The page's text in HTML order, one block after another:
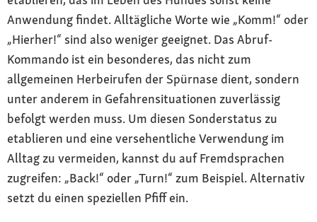
Anwendung findet. Alltägliche Worte wie „Komm!“ oder
„Hierher!“ sind also weniger geeignet. Das Abruf-
Kommando ist ein besonderes, das nicht zum
allgemeinen Herbeirufen der Spürnase dient, sondern
unter anderem in Gefahrensituationen zuverlässig
befolgt werden muss. Um diesen Sonderstatus zu
etablieren und eine versehentliche Verwendung im
Alltag zu vermeiden, kannst du auf Fremdsprachen
zugreifen: „Back!“ oder „Turn!“ zum Beispiel. Alternativ
setzt du einen speziellen Pfiff ein.